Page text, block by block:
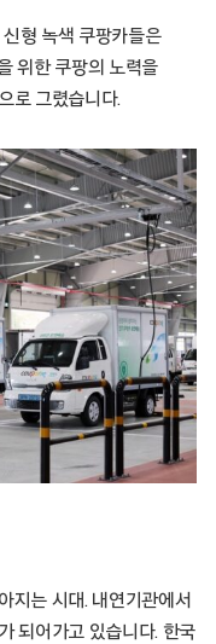
형 녹색 쿠팡카들은
위한 쿠팡의 노력을
로 그렸습니다.
지는 시대. 내연기관에서
되어가고 있습니다. 한국